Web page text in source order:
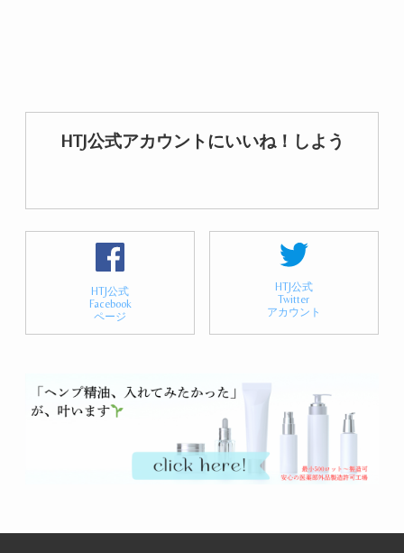
HTJ公式アカウントにいいね！しよう
HTJ公式
Facebook
ページ
HTJ公式
Twitter
アカウント